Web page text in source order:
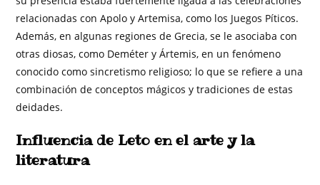
relacionadas con Apolo y Artemisa, como los Juegos Píticos.
Además, en algunas regiones de Grecia, se le asociaba con
otras diosas, como Deméter y Ártemis, en un fenómeno
conocido como sincretismo religioso; lo que se refiere a una
combinación de conceptos mágicos y tradiciones de estas
deidades.
Influencia de Leto en el arte y la
literatura